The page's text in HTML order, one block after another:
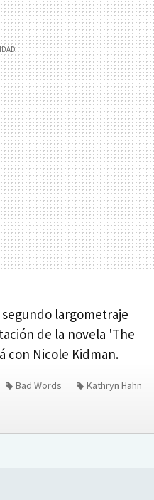
segundo largometraje
de la novela 'The
con Nicole Kidman.
Bad Words Kathryn Hahn